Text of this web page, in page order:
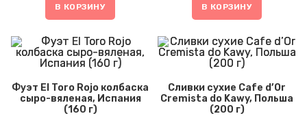
В КОРЗИНУ В КОРЗИНУ
Фуэт El Toro Rojo колбаска
сыро-вяленая, Испания
(160 г)
Сливки сухие Cafe d’Or
Cremista do Kawy, Польша
(200 г)